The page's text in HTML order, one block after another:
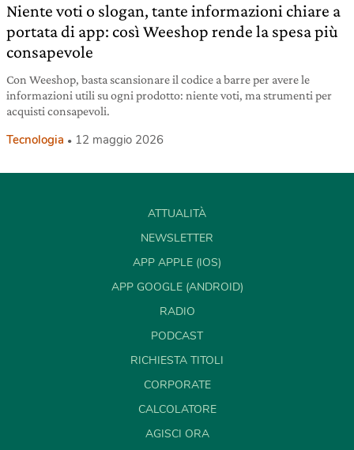
Niente voti o slogan, tante informazioni chiare a
portata di app: così Weeshop rende la spesa più
consapevole
Con Weeshop, basta scansionare il codice a barre per avere le
informazioni utili su ogni prodotto: niente voti, ma strumenti per
acquisti consapevoli.
Tecnologia 12 maggio 2026
ATTUALITÀ
NEWSLETTER
APP APPLE (IOS)
APP GOOGLE (ANDROID)
RADIO
PODCAST
RICHIESTA TITOLI
CORPORATE
CALCOLATORE
AGISCI ORA